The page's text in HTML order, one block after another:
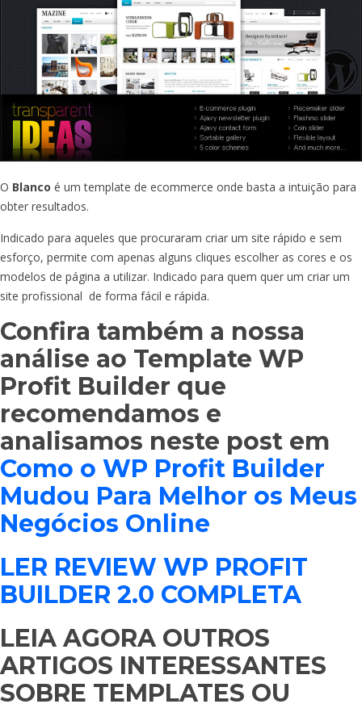
O Blanco é um template de ecommerce onde basta a intuição para
obter resultados.
Indicado para aqueles que procuraram criar um site rápido e sem
esforço, permite com apenas alguns cliques escolher as cores e os
modelos de página a utilizar. Indicado para quem quer um criar um
site profissional de forma fácil e rápida.
Confira também a nossa
análise ao Template WP
Profit Builder que
recomendamos e
analisamos neste post em
Como o WP Profit Builder
Mudou Para Melhor os Meus
Negócios Online
LER REVIEW WP PROFIT
BUILDER 2.0 COMPLETA
LEIA AGORA OUTROS
ARTIGOS INTERESSANTES
SOBRE TEMPLATES OU